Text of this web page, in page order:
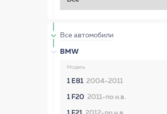
Все автомобили
BMW
Модель
1 E81 2004-2011
1 F20 2011-по н.в.